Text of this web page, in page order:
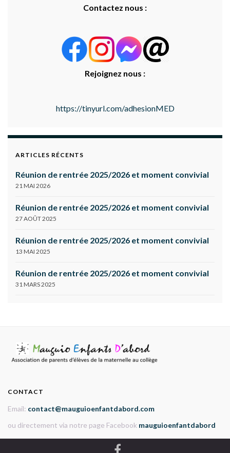
Contactez nous :
Rejoignez nous :
https://tinyurl.com/adhesionMED
ARTICLES RÉCENTS
Réunion de rentrée 2025/2026 et moment convivial
21 MAI 2026
Réunion de rentrée 2025/2026 et moment convivial
27 AOÛT 2025
Réunion de rentrée 2025/2026 et moment convivial
13 MAI 2025
Réunion de rentrée 2025/2026 et moment convivial
31 MARS 2025
CONTACT
Email: contact@mauguioenfantdabord.com
ou directement via notre page Facebook mauguioenfantdabord